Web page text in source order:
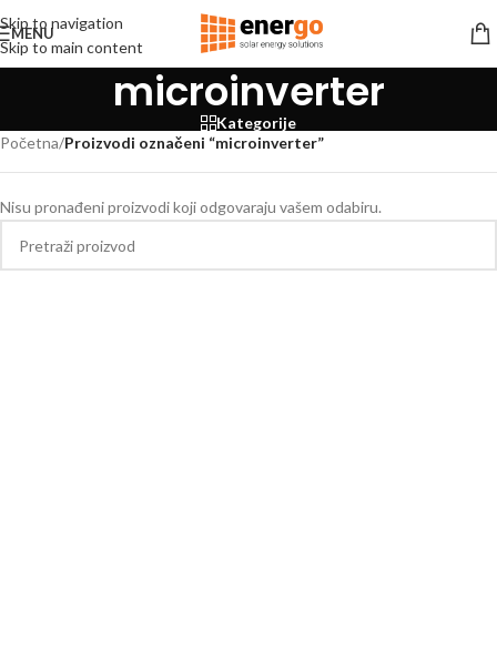
Skip to navigation
Skip to main content
MENU
microinverter
Kategorije
Početna/Proizvodi označeni “microinverter”
Nisu pronađeni proizvodi koji odgovaraju vašem odabiru.